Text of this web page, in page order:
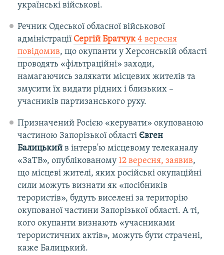
українські військові.
Речник Одеської обласної військової
адміністрації Сергій Братчук4 вересня
повідомив, що окупанти у Херсонській області
проводять «фільтраційні» заходи,
намагаючись залякати місцевих жителів та
змусити їх видати рідних і близьких –
учасників партизанського руху.
Призначений Росією «керувати» окупованою
частиною Запорізької областіЄвген
Балицький в інтерв'ю місцевому телеканалу
«ЗаТВ», опублікованому 12 вересня, заявив,
що місцеві жителі, яких російські окупаційні
сили можуть визнати як «посібників
терористів», будуть виселені за територію
окупованої частини Запорізької області. А ті,
кого окупанти визнають «учасниками
терористичних актів», можуть бути страчені,
каже Балицький.